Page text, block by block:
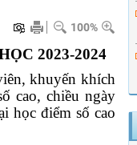
100%
2023-2024
khuyến khích
cao, chiều ngày
học điểm số cao